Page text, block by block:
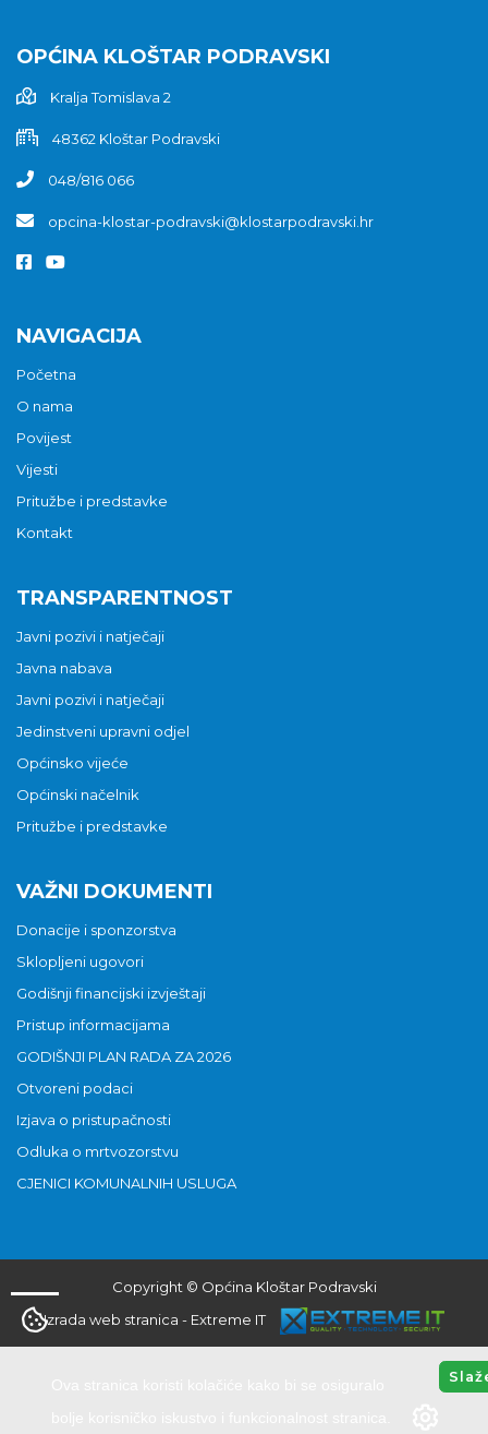
OPĆINA KLOŠTAR PODRAVSKI
Kralja Tomislava 2
48362 Kloštar Podravski
048/816 066
opcina-klostar-podravski@klostarpodravski.hr
NAVIGACIJA
Početna
O nama
Povijest
Vijesti
Pritužbe i predstavke
Kontakt
TRANSPARENTNOST
Javni pozivi i natječaji
Javna nabava
Javni pozivi i natječaji
Jedinstveni upravni odjel
Općinsko vijeće
Općinski načelnik
Pritužbe i predstavke
VAŽNI DOKUMENTI
Donacije i sponzorstva
Sklopljeni ugovori
Godišnji financijski izvještaji
Pristup informacijama
GODIŠNJI PLAN RADA ZA 2026
Otvoreni podaci
Izjava o pristupačnosti
Odluka o mrtvozorstvu
CJENICI KOMUNALNIH USLUGA
Copyright © Općina Kloštar Podravski
Izrada web stranica - Extreme IT